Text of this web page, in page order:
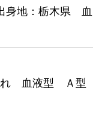
身地：栃木県 血
まれ 血液型 Ａ型